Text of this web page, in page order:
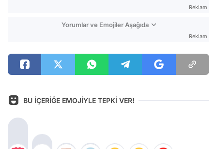
Reklam
Yorumlar ve Emojiler Aşağıda
Reklam
BU İÇERİĞE EMOJİYLE TEPKİ VER!